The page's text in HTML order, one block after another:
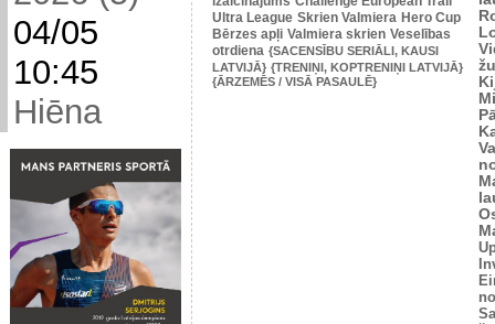
04/05
10:45
Hiēna
Ultra League Skrien Valmiera Hero Cup
Bērzes apļi Valmiera skrien Veselības
otrdiena {SACENSĪBU SERIĀLI, KAUSI
LATVIJĀ} {TRENIŅI, KOPTRENIŅI LATVIJĀ}
{ĀRZEMĒS / VISĀ PASAULĒ}